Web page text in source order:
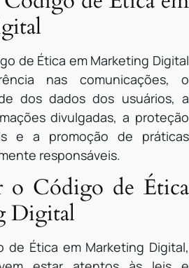
de Ética em Marketing Digital
nas comunicações, o
dos dados dos usuários, a
divulgadas, a proteção
e a promoção de práticas
responsáveis.
o Código de Ética
Digital
de Ética em Marketing Digital,